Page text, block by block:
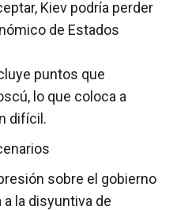
Kiev podría perder
de Estados
puntos que
lo que coloca a
difícil.
sobre el gobierno
la disyuntiva de